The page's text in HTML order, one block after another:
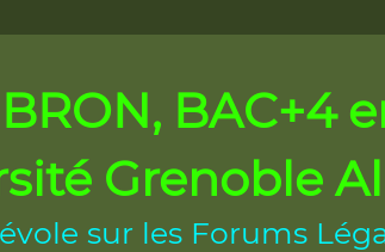
BAC+4
Grenoble
sur les Forums